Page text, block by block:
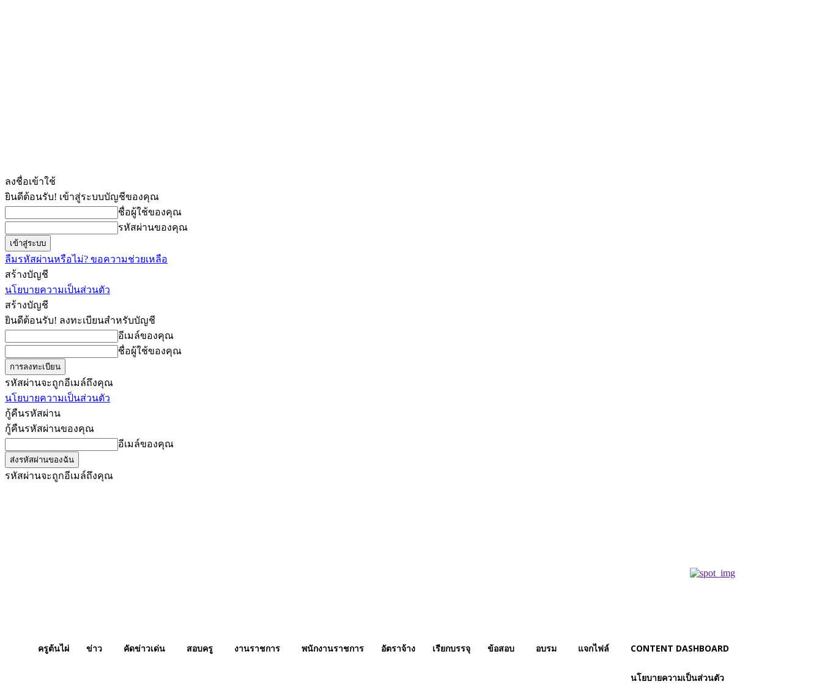
ลงชื่อเข้าใช้
ยินดีต้อนรับ! เข้าสู่ระบบบัญชีของคุณ
ชื่อผู้ใช้ของคุณ
รหัสผ่านของคุณ
ลืมรหัสผ่านหรือไม่? ขอความช่วยเหลือ
สร้างบัญชี
นโยบายความเป็นส่วนตัว
สร้างบัญชี
ยินดีต้อนรับ! ลงทะเบียนสำหรับบัญชี
อีเมล์ของคุณ
ชื่อผู้ใช้ของคุณ
รหัสผ่านจะถูกอีเมล์ถึงคุณ
นโยบายความเป็นส่วนตัว
กู้คืนรหัสผ่าน
กู้คืนรหัสผ่านของคุณ
อีเมล์ของคุณ
รหัสผ่านจะถูกอีเมล์ถึงคุณ
ครูต้นไผ่ ข่าว คัดข่าวเด่น สอบครู งานราชการ พนักงานราชการ อัตราจ้าง เรียกบรรจุ ข้อสอบ อบรม แจกไฟล์ CONTENT DASHBOARD
นโยบายความเป็นส่วนตัว